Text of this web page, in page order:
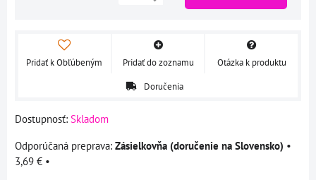
Pridať k Obľúbeným Pridať do zoznamu
Otázka k produktu
Doručenia
Dostupnosť: Skladom
Zásielkovňa (doručenie na Slovensko) •
3,69 € •